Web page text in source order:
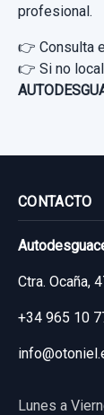
profesional.
👉 Consulta
👉 Si no
CONTACTO
Ctra. Ocaña,
+34 965 10
Lunes a